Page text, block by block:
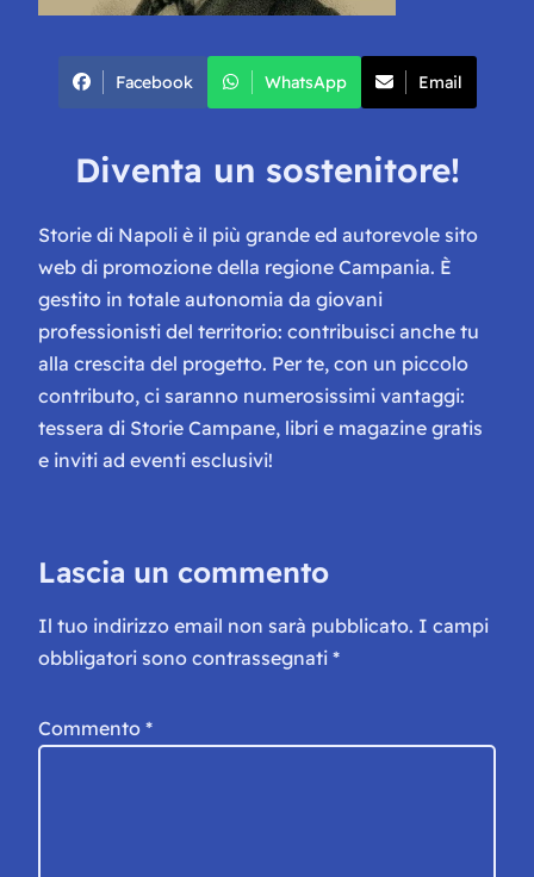
Facebook WhatsApp Email
Diventa un sostenitore!
Storie di Napoli è il più grande ed autorevole sito
web di promozione della regione Campania. È
gestito in totale autonomia da giovani
professionisti del territorio: contribuisci anche tu
alla crescita del progetto. Per te, con un piccolo
contributo, ci saranno numerosissimi vantaggi:
tessera di Storie Campane, libri e magazine gratis
e inviti ad eventi esclusivi!
Lascia un commento
Il tuo indirizzo email non sarà pubblicato. I campi
obbligatori sono contrassegnati *
Commento *